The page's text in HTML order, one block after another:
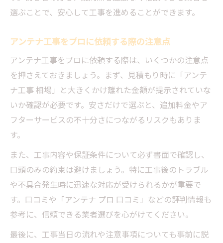
選ぶことで、安心して工事を進めることができます。
アンテナ工事をプロに依頼する際の注意点
アンテナ工事をプロに依頼する際は、いくつかの注意点
を押さえておきましょう。まず、見積もり時に「アンテ
ナ工事 相場」と大きくかけ離れた金額が提示されていな
いか確認が必要です。安さだけで選ぶと、追加料金やア
フターサービスの不十分さにつながるリスクもありま
す。
また、工事内容や保証条件について必ず書面で確認し、
口頭のみの約束は避けましょう。特に工事後のトラブル
や不具合発生時に迅速な対応が受けられるかが重要で
す。口コミや「アンテナ プロ 口コミ」などの評判情報も
参考に、信頼できる業者選びを心がけてください。
最後に、工事当日の流れや注意事項についても事前に説